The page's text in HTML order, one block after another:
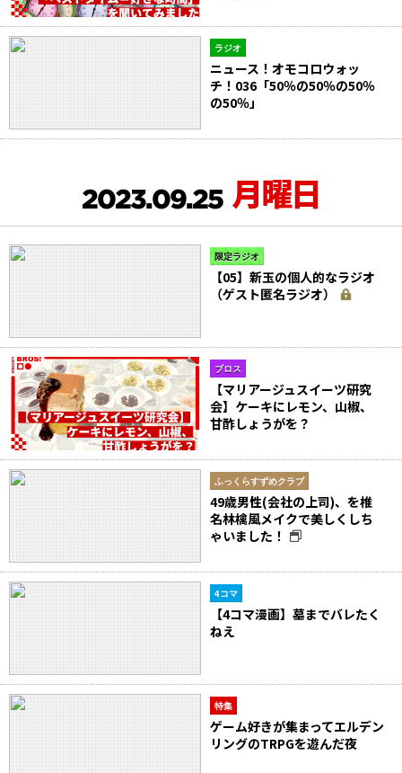
ラジオ
ニュース！オモコロウォッ
チ！036「50％の50％の50％
の50％」
2023.09.25 月曜日
限定ラジオ
【05】新玉の個人的なラジオ
（ゲスト匿名ラジオ）
ブロス
【マリアージュスイーツ研究
会】ケーキにレモン、山椒、
甘酢しょうがを？
ふっくらすずめクラブ
49歳男性(会社の上司)、を椎
名林檎風メイクで美しくしち
ゃいました！
4コマ
【4コマ漫画】墓までバレたく
ねえ
特集
ゲーム好きが集まってエルデン
リングのTRPGを遊んだ夜